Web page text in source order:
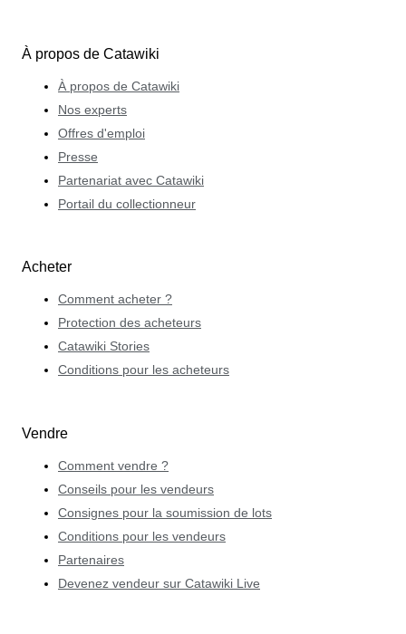
À propos de Catawiki
À propos de Catawiki
Nos experts
Offres d'emploi
Presse
Partenariat avec Catawiki
Portail du collectionneur
Acheter
Comment acheter ?
Protection des acheteurs
Catawiki Stories
Conditions pour les acheteurs
Vendre
Comment vendre ?
Conseils pour les vendeurs
Consignes pour la soumission de lots
Conditions pour les vendeurs
Partenaires
Devenez vendeur sur Catawiki Live